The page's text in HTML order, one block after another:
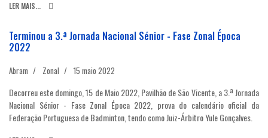
LER MAIS...
Terminou a 3.ª Jornada Nacional Sénior - Fase Zonal Época
2022
Abram Zonal 15 maio 2022
Decorreu este domingo, 15 de Maio 2022, Pavilhão de São Vicente, a 3.ª Jornada
Nacional Sénior - Fase Zonal Época 2022, prova do calendário oficial da
Federação Portuguesa de Badminton, tendo como Juiz-Árbitro Yule Gonçalves.